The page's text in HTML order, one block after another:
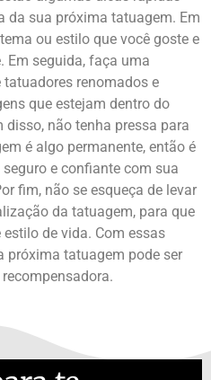
da sua próxima tatuagem. Em
ou estilo que você goste e
Em seguida, faça uma
renomados e
que estejam dentro do
não tenha pressa para
é algo permanente, então é
e confiante com sua
fim, não se esqueça de levar
da tatuagem, para que
de vida. Com essas
próxima tatuagem pode ser